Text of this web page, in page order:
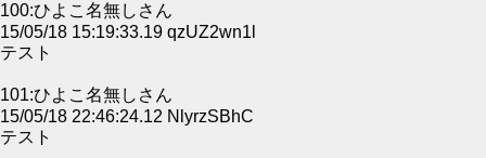
100:ひよこ名無しさん
15/05/18 15:19:33.19 qzUZ2wn1l
テスト
101:ひよこ名無しさん
15/05/18 22:46:24.12 NlyrzSBhC
テスト